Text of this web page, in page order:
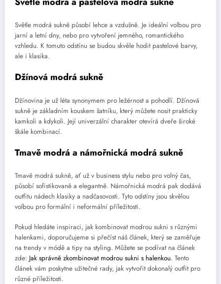
Světle modrá sukně působí lehce a vzdušně. Je ideální volbou pro
jarní a letní dny, nebo pro vytvoření jemného, romantického
vzhledu. K tomuto odstínu se budou skvěle hodit pastelové barvy,
ale i klasika.
Džínová modrá sukně
Džínovina je už léta synonymem pro ležérnost a pohodlí. Džínová
sukně je základním kouskem šatníku, který můžete nosit prakticky
kamkoli a kdykoli. Její univerzální charakter otevírá dveře široké
škále kombinací.
Tmavě modrá a námořnická modrá sukně
Tmavě modrá sukně, ať už v business stylu nebo pro volný čas,
působí sofistikovaně a elegantně. Námořnická modrá pak dodává
outfitu nádech klasiky a nadčasovosti. Tyto odstíny jsou skvělou
volbou pro formální i neformální příležitosti.
Pokud hledáte inspiraci, jak kombinovat modrou sukni s různými
halenkami, doporučujeme si přečíst náš článek, který se zaměřuje
na trendy v módě a tipy na styling. Můžete se podívat na článek
zde: Jak správně zkombinovat modrou sukni s halenkou. Tento
článek vám poskytne užitečné rady, jak vytvořit dokonalý outfit pro
různé příležitosti.